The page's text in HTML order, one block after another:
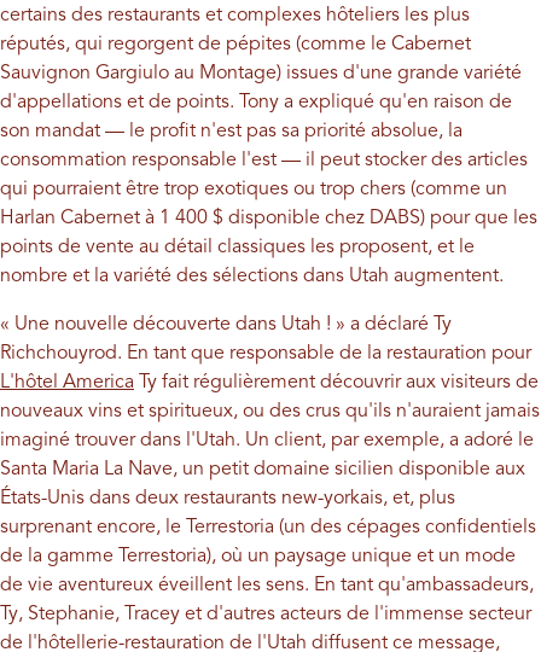
certains des restaurants et complexes hôteliers les plus
réputés, qui regorgent de pépites (comme le Cabernet
Sauvignon Gargiulo au Montage) issues d'une grande variété
d'appellations et de points. Tony a expliqué qu'en raison de
son mandat — le profit n'est pas sa priorité absolue, la
consommation responsable l'est — il peut stocker des articles
qui pourraient être trop exotiques ou trop chers (comme un
Harlan Cabernet à 1 400 $ disponible chez DABS) pour que les
points de vente au détail classiques les proposent, et le
nombre et la variété des sélections dans Utah augmentent.
« Une nouvelle découverte dans Utah ! » a déclaré Ty
Richchouyrod. En tant que responsable de la restauration pour
L'hôtel America Ty fait régulièrement découvrir aux visiteurs de
nouveaux vins et spiritueux, ou des crus qu'ils n'auraient jamais
imaginé trouver dans l'Utah. Un client, par exemple, a adoré le
Santa Maria La Nave, un petit domaine sicilien disponible aux
États-Unis dans deux restaurants new-yorkais, et, plus
surprenant encore, le Terrestoria (un des cépages confidentiels
de la gamme Terrestoria), où un paysage unique et un mode
de vie aventureux éveillent les sens. En tant qu'ambassadeurs,
Ty, Stephanie, Tracey et d'autres acteurs de l'immense secteur
de l'hôtellerie-restauration de l'Utah diffusent ce message,